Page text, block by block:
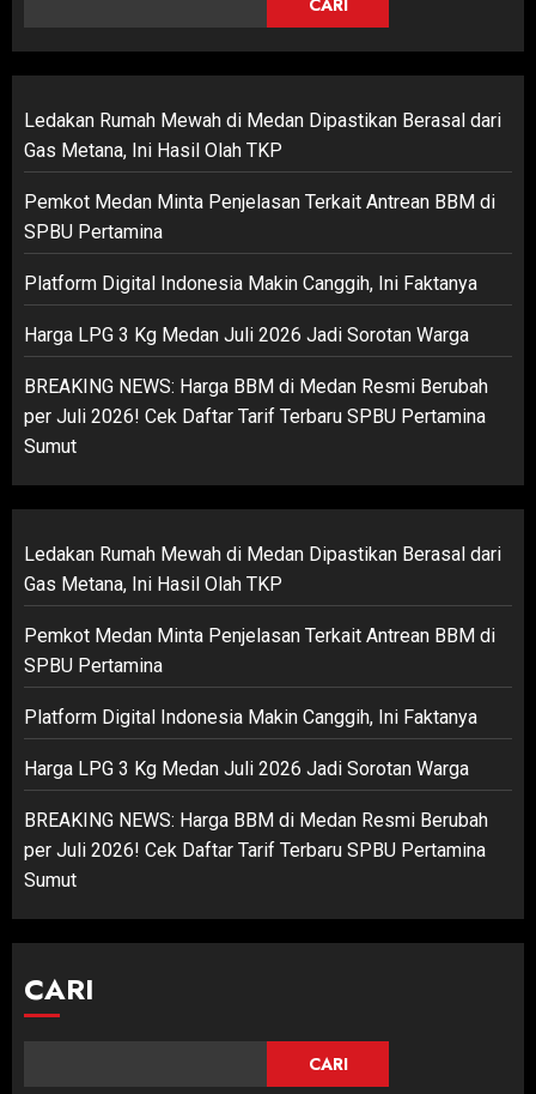
Ledakan Rumah Mewah di Medan Dipastikan Berasal dari
Gas Metana, Ini Hasil Olah TKP
Pemkot Medan Minta Penjelasan Terkait Antrean BBM di
SPBU Pertamina
Platform Digital Indonesia Makin Canggih, Ini Faktanya
Harga LPG 3 Kg Medan Juli 2026 Jadi Sorotan Warga
BREAKING NEWS: Harga BBM di Medan Resmi Berubah
per Juli 2026! Cek Daftar Tarif Terbaru SPBU Pertamina
Sumut
Ledakan Rumah Mewah di Medan Dipastikan Berasal dari
Gas Metana, Ini Hasil Olah TKP
Pemkot Medan Minta Penjelasan Terkait Antrean BBM di
SPBU Pertamina
Platform Digital Indonesia Makin Canggih, Ini Faktanya
Harga LPG 3 Kg Medan Juli 2026 Jadi Sorotan Warga
BREAKING NEWS: Harga BBM di Medan Resmi Berubah
per Juli 2026! Cek Daftar Tarif Terbaru SPBU Pertamina
Sumut
CARI
CARI